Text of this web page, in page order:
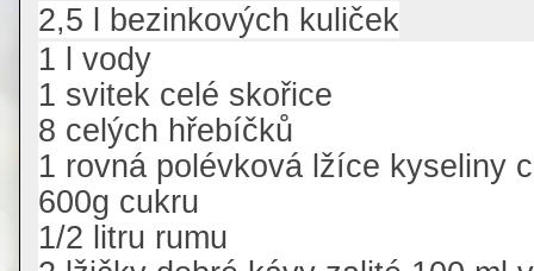
2,5 l bezinkových kuliček
1 l vody
1 svitek celé skořice
8 celých hřebíčků
1 rovná polévková lžíce kyseliny
600g cukru
1/2 litru rumu